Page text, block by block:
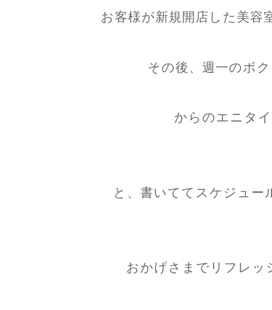
お客様が新規開店した美容
その後、週一のボ
からのエニタ
と、書いててスケジュー
おかげさまでリフレッ